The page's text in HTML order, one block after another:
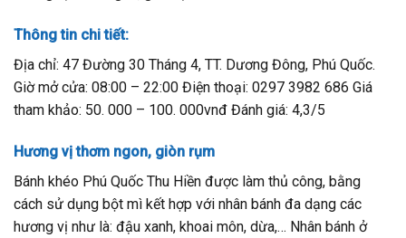
Thông tin chi tiết:
Địa chỉ: 47 Đường 30 Tháng 4, TT. Dương Đông, Phú Quốc.
Giờ mở cửa: 08:00 – 22:00 Điện thoại: 0297 3982 686 Giá
tham khảo: 50. 000 – 100. 000vnđ Đánh giá: 4,3/5
Hương vị thơm ngon, giòn rụm
Bánh khéo Phú Quốc Thu Hiền được làm thủ công, bằng
cách sử dụng bột mì kết hợp với nhân bánh đa dạng các
hương vị như là: đậu xanh, khoai môn, dừa,… Nhân bánh ở